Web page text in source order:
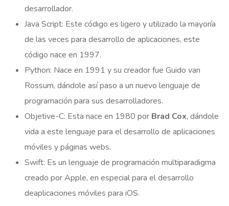
desarrollador.
Java Script: Este código es ligero y utilizado la mayoría
de las veces para desarrollo de aplicaciones, este
código nace en 1997.
Python: Nace en 1991 y su creador fue Guido van
Rossum, dándole así paso a un nuevo lenguaje de
programación para sus desarrolladores.
Objetive-C: Esta nace en 1980 por Brad Cox, dándole
vida a este lenguaje para el desarrollo de aplicaciones
móviles y páginas webs.
Swift: Es un lenguaje de programación multiparadigma
creado por Apple, en especial para el desarrollo
deaplicaciones móviles para iOS.